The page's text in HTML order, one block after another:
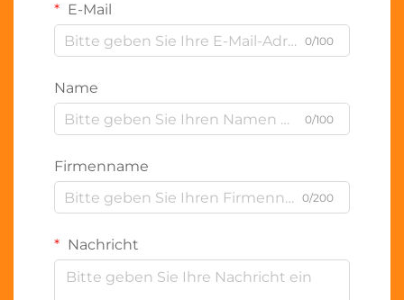
E-Mail
0/100
Name
0/100
Firmenname
0/200
Nachricht